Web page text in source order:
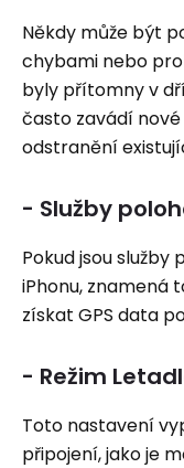
Někdy může být
chybami nebo
byly přítomny v
často zavádí
odstranění
- Služby
Pokud jsou
iPhonu, znamená
získat GPS data
- Režim
Toto nastavení
připojení, jako je